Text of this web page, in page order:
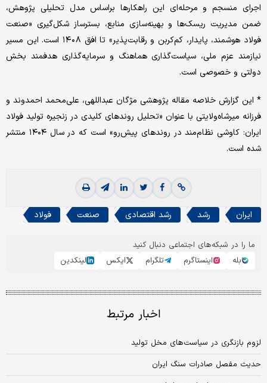
اجرای‌ منسجم‌ و مرحله‌ای‌ این‌ راهکارها براساس مدل تحلیلی‌ پژوهش‌،
ضمن‌ مدیریت‌ ریسک‌ها و بهینه‌سازی‌ منابع‌، بسترساز شکل‌گیری‌ «صنعت‌
فولاد هوشمند، پایدار، کم‌کربن‌ و رقابت‌پذیر» تا افق‌ ١٤٠٨ است. این‌ مسیر
نیازمند عزم ملی‌، سیاست‌گذاری‌ هماهنگ‌ و سرمایه‌گذاری‌ هدفمند بخش‌
دولتی‌ و خصوصی‌ است‌.
* این گزارش خلاصه مقاله پژوهشی مژگان عبداللهی‌، علی‌محمد احمدوند و
فرزانه‌ میرشاه‌ولایتی با عنوان «تحلیل‌ روندهای کلیدی در زنجیره تولید فولاد
ایران: کاوشی ‌نظام‌مند در روندهای پیش‌رو» است که در سال ۱۴۰۴ منتشر
شده است.
ایران رشد رشد اقتصادی صنعت فولاد
ما را در شبکه‌های اجتماعی دنبال کنید
بله
اینستاگرم تلگرام ایکس لینکدین
اخبار مرتبط
لزوم بازنگری در سیاست‌های مخل تولید
حدیث مفصل صادرات سنگ ایران